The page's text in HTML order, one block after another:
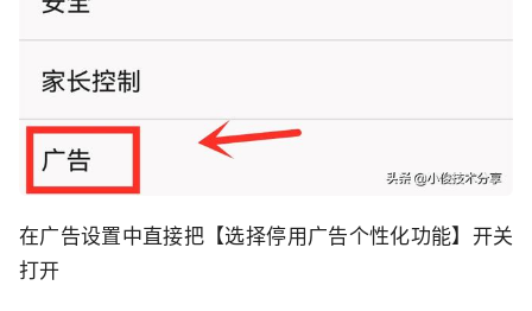
在广告设置中直接把【选择停用广告个性化功能】开关
打开